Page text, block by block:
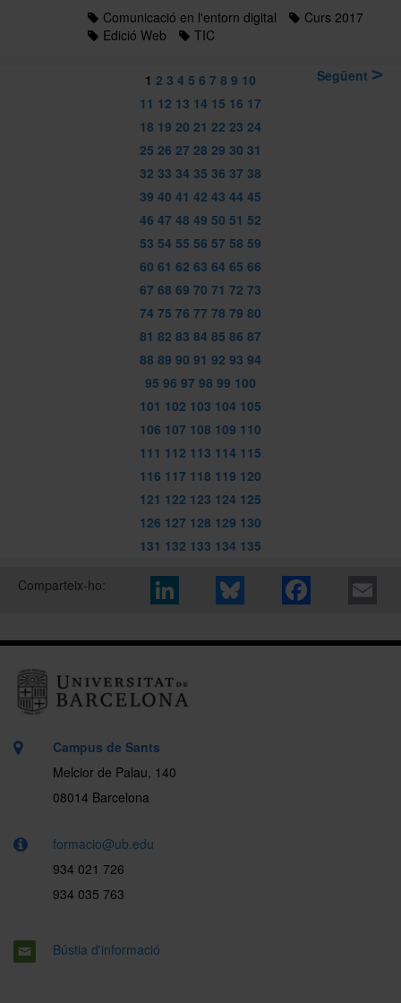
Comunicació en l'entorn digital
Curs 2017
Edició Web
TIC
1 2 3 4 5 6 7 8 9 10
11 12 13 14 15 16 17
18 19 20 21 22 23 24
25 26 27 28 29 30 31
32 33 34 35 36 37 38
39 40 41 42 43 44 45
46 47 48 49 50 51 52
53 54 55 56 57 58 59
60 61 62 63 64 65 66
67 68 69 70 71 72 73
74 75 76 77 78 79 80
81 82 83 84 85 86 87
88 89 90 91 92 93 94
95 96 97 98 99 100
101 102 103 104 105
106 107 108 109 110
111 112 113 114 115
116 117 118 119 120
121 122 123 124 125
126 127 128 129 130
131 132 133 134 135
Següent
Comparteix-ho:
Campus de Sants
Melcior de Palau, 140
08014 Barcelona
formacio@ub.edu
934 021 726
934 035 763
Bústia d'informació